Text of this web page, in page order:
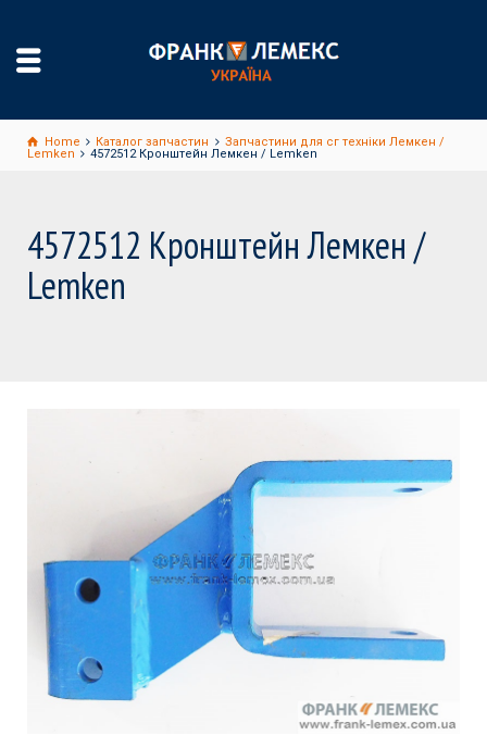
Home Каталог запчастин
Запчастини для сг техніки Лемкен /
Lemken
4572512 Кронштейн Лемкен / Lemken
4572512 Кронштейн Лемкен /
Lemken